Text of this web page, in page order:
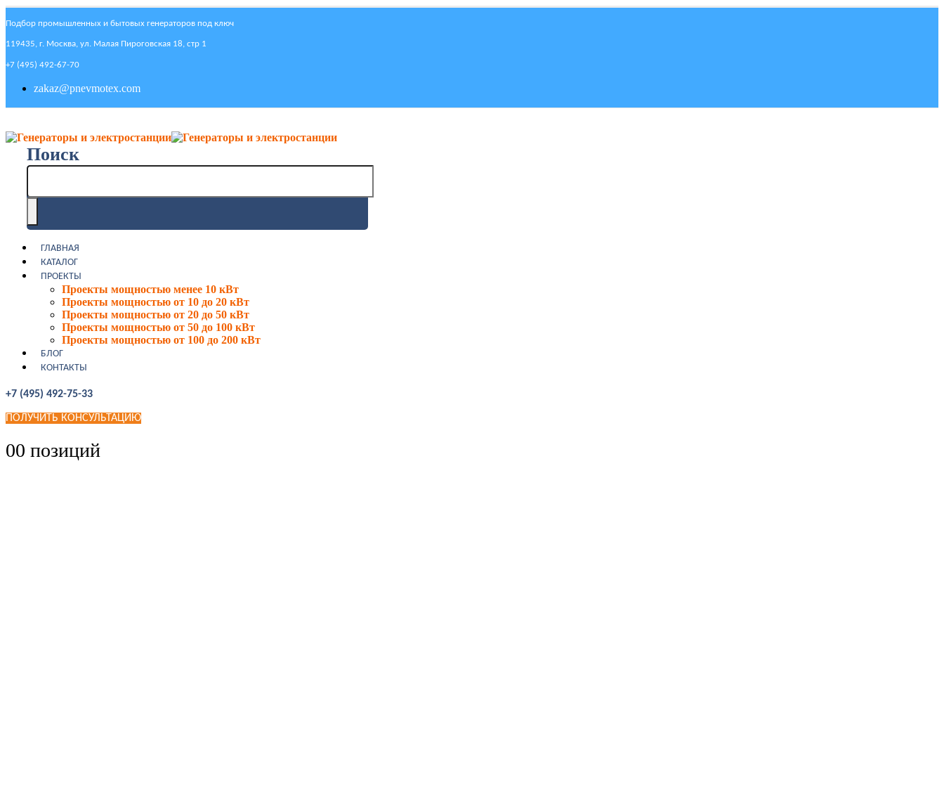
Подбор промышленных и бытовых генераторов под ключ
119435, г. Москва, ул. Малая Пироговская 18, стр 1
+7 (495) 492-67-70
zakaz@pnevmotex.com
Поиск
ГЛАВНАЯ
КАТАЛОГ
ПРОЕКТЫ
Проекты мощностью менее 10 кВт
Проекты мощностью от 10 до 20 кВт
Проекты мощностью от 20 до 50 кВт
Проекты мощностью от 50 до 100 кВт
Проекты мощностью от 100 до 200 кВт
БЛОГ
КОНТАКТЫ
+7 (495) 492-75-33
ПОЛУЧИТЬ КОНСУЛЬТАЦИЮ
00 позиций